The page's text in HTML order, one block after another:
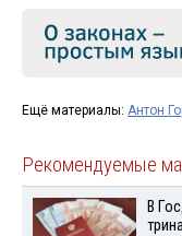
Ещё материалы: Антон
Рекомендуемые
В